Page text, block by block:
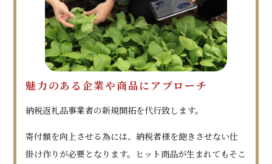
魅力のある企業や商品にアプローチ
納税返礼品事業者の新規開拓を代行致します。
寄付額を向上させる為には、納税者様を飽きさせない仕
掛け作りが必要となります。ヒット商品が生まれてもそこ